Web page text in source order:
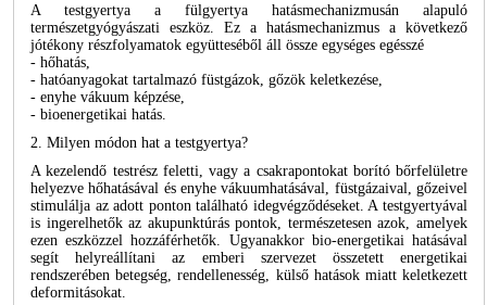
A testgyertya a fülgyertya hatásmechanizmusán alapuló
természetgyógyászati eszköz. Ez a hatásmechanizmus a következő
jótékony részfolyamatok együtteséből áll össze egységes egésszé
- hőhatás,
- hatóanyagokat tartalmazó füstgázok, gőzök keletkezése,
- enyhe vákuum képzése,
- bioenergetikai hatás.
2. Milyen módon hat a testgyertya?
A kezelendő testrész feletti, vagy a csakrapontokat borító bőrfelületre
helyezve hőhatásával és enyhe vákuumhatásával, füstgázaival, gőzeivel
stimulálja az adott ponton található idegvégződéseket. A testgyertyával
is ingerelhetők az akupunktúrás pontok, természetesen azok, amelyek
ezen eszközzel hozzáférhetők. Ugyanakkor bio-energetikai hatásával
segít helyreállítani az emberi szervezet összetett energetikai
rendszerében betegség, rendellenesség, külső hatások miatt keletkezett
deformitásokat.